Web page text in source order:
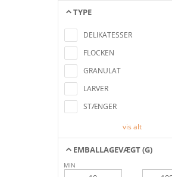
TYPE
søgekriterierne
DELIKATESSER
FLOCKEN
GRANULAT
LARVER
STÆNGER
vis alt
EMBALLAGEVÆGT (G)
MIN